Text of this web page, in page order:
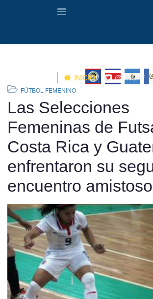
INICIO @UNCAF
FÚTBOL FEMENINO
Las Selecciones
Femeninas de
Costa Rica y
enfrentaron su
encuentro amistoso